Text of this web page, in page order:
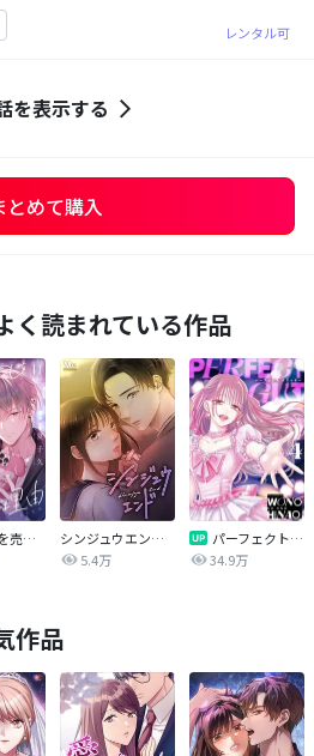
レンタル可
を表示する
とめて購入
く読まれている作品
私がわたしを売る理由
シンジュウエンド【タテヨミ】
5.4万
パーフェクトグリッター
34.9万
作品